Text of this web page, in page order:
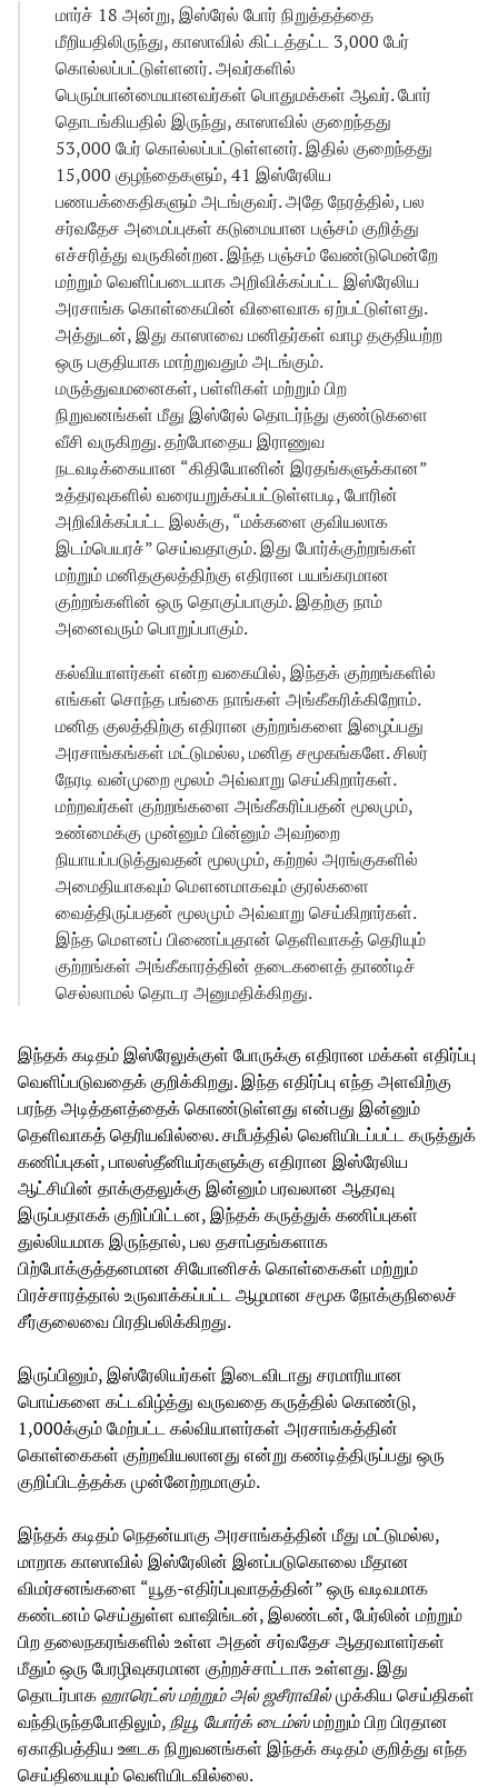
மார்ச் 18 அன்று, இஸ்ரேல் போர் நிறுத்தத்தை
மீறியதிலிருந்து, காஸாவில் கிட்டத்தட்ட 3,000 பேர்
கொல்லப்பட்டுள்ளனர். அவர்களில்
பெரும்பான்மையானவர்கள் பொதுமக்கள் ஆவர். போர்
தொடங்கியதில் இருந்து, காஸாவில் குறைந்தது
53,000 பேர் கொல்லப்பட்டுள்ளனர். இதில் குறைந்தது
15,000 குழந்தைகளும், 41 இஸ்ரேலிய
பணயக்கைதிகளும் அடங்குவர். அதே நேரத்தில், பல
சர்வதேச அமைப்புகள் கடுமையான பஞ்சம் குறித்து
எச்சரித்து வருகின்றன. இந்த பஞ்சம் வேண்டுமென்றே
மற்றும் வெளிப்படையாக அறிவிக்கப்பட்ட இஸ்ரேலிய
அரசாங்க கொள்கையின் விளைவாக ஏற்பட்டுள்ளது.
அத்துடன், இது காஸாவை மனிதர்கள் வாழ தகுதியற்ற
ஒரு பகுதியாக மாற்றுவதும் அடங்கும்.
மருத்துவமனைகள், பள்ளிகள் மற்றும் பிற
நிறுவனங்கள் மீது இஸ்ரேல் தொடர்ந்து குண்டுகளை
வீசி வருகிறது. தற்போதைய இராணுவ
நடவடிக்கையான “கிதியோனின் இரதங்களுக்கான”
உத்தரவுகளில் வரையறுக்கப்பட்டுள்ளபடி, போரின்
அறிவிக்கப்பட்ட இலக்கு, “மக்களை குவியலாக
இடம்பெயரச்” செய்வதாகும். இது போர்க்குற்றங்கள்
மற்றும் மனிதகுலத்திற்கு எதிரான பயங்கரமான
குற்றங்களின் ஒரு தொகுப்பாகும். இதற்கு நாம்
அனைவரும் பொறுப்பாகும்.
கல்வியாளர்கள் என்ற வகையில், இந்தக் குற்றங்களில்
எங்கள் சொந்த பங்கை நாங்கள் அங்கீகரிக்கிறோம்.
மனித குலத்திற்கு எதிரான குற்றங்களை இழைப்பது
அரசாங்கங்கள் மட்டுமல்ல, மனித சமூகங்களே. சிலர்
நேரடி வன்முறை மூலம் அவ்வாறு செய்கிறார்கள்.
மற்றவர்கள் குற்றங்களை அங்கீகரிப்பதன் மூலமும்,
உண்மைக்கு முன்னும் பின்னும் அவற்றை
நியாயப்படுத்துவதன் மூலமும், கற்றல் அரங்குகளில்
அமைதியாகவும் மௌனமாகவும் குரல்களை
வைத்திருப்பதன் மூலமும் அவ்வாறு செய்கிறார்கள்.
இந்த மௌனப் பிணைப்புதான் தெளிவாகத் தெரியும்
குற்றங்கள் அங்கீகாரத்தின் தடைகளைத் தாண்டிச்
செல்லாமல் தொடர அனுமதிக்கிறது.
இந்தக் கடிதம் இஸ்ரேலுக்குள் போருக்கு எதிரான மக்கள் எதிர்ப்பு
வெளிப்படுவதைக் குறிக்கிறது. இந்த எதிர்ப்பு எந்த அளவிற்கு
பரந்த அடித்தளத்தைக் கொண்டுள்ளது என்பது இன்னும்
தெளிவாகத் தெரியவில்லை. சமீபத்தில் வெளியிடப்பட்ட கருத்துக்
கணிப்புகள், பாலஸ்தீனியர்களுக்கு எதிரான இஸ்ரேலிய
ஆட்சியின் தாக்குதலுக்கு இன்னும் பரவலான ஆதரவு
இருப்பதாகக் குறிப்பிட்டன, இந்தக் கருத்துக் கணிப்புகள்
துல்லியமாக இருந்தால், பல தசாப்தங்களாக
பிற்போக்குத்தனமான சியோனிசக் கொள்கைகள் மற்றும்
பிரச்சாரத்தால் உருவாக்கப்பட்ட ஆழமான சமூக நோக்குநிலைச்
சீர்குலைவை பிரதிபலிக்கிறது.
இருப்பினும், இஸ்ரேலியர்கள் இடைவிடாது சரமாரியான
பொய்களை கட்டவிழ்த்து வருவதை கருத்தில் கொண்டு,
1,000க்கும் மேற்பட்ட கல்வியாளர்கள் அரசாங்கத்தின்
கொள்கைகள் குற்றவியலானது என்று கண்டித்திருப்பது ஒரு
குறிப்பிடத்தக்க முன்னேற்றமாகும்.
இந்தக் கடிதம் நெதன்யாகு அரசாங்கத்தின் மீது மட்டுமல்ல,
மாறாக காஸாவில் இஸ்ரேலின் இனப்படுகொலை மீதான
விமர்சனங்களை “யூத-எதிர்ப்புவாதத்தின்” ஒரு வடிவமாக
கண்டனம் செய்துள்ள வாஷிங்டன், இலண்டன், பேர்லின் மற்றும்
பிற தலைநகரங்களில் உள்ள அதன் சர்வதேச ஆதரவாளர்கள்
மீதும் ஒரு பேரழிவுகரமான குற்றச்சாட்டாக உள்ளது. இது
தொடர்பாகஹாரெட்ஸ்மற்றும்அல்ஜசீராவில்முக்கிய செய்திகள்
வந்திருந்தபோதிலும், நியூ யோர்க்டைம்ஸ்மற்றும் பிற பிரதான
ஏகாதிபத்திய ஊடக நிறுவனங்கள் இந்தக் கடிதம் குறித்து எந்த
செய்தியையும் வெளியிடவில்லை.